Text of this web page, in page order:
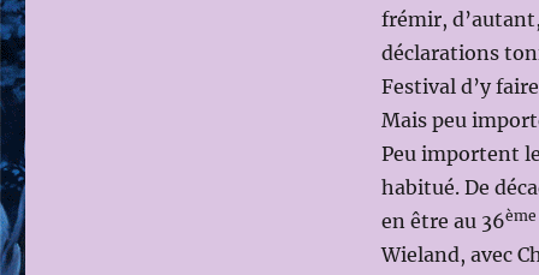
frémir,
déclarations
Festival d’y
Mais peu
Peu importent
habitué. De
en être au 36ème
Wieland, avec